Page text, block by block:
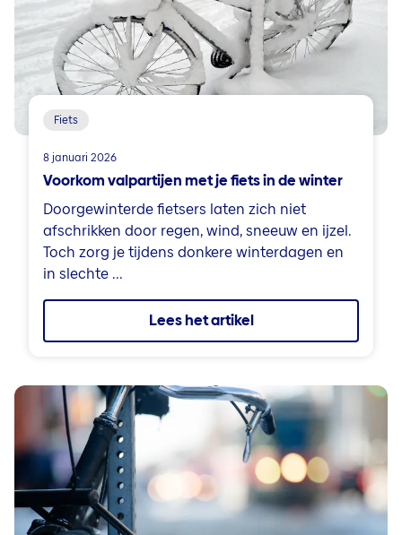
Fiets
8 januari 2026
Voorkom valpartijen met je fiets in de winter
Doorgewinterde fietsers laten zich niet
afschrikken door regen, wind, sneeuw en ijzel.
Toch zorg je tijdens donkere winterdagen en
in slechte ...
Lees het artikel